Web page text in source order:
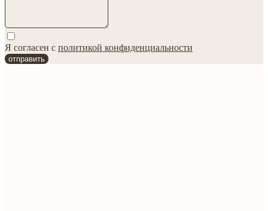
Я согласен с политикой конфиденциальности
отправить